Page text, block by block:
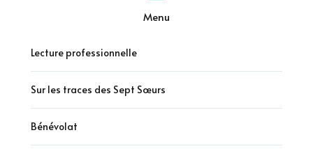
Menu
Lecture professionnelle
Sur les traces des Sept Sœurs
Bénévolat